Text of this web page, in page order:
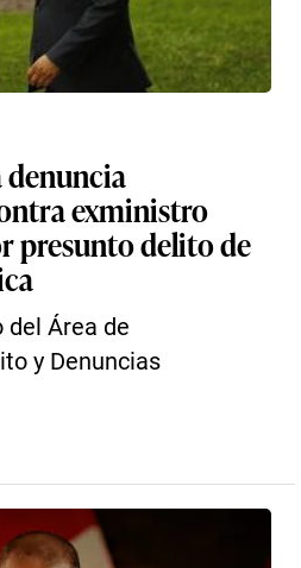
denuncia
exministro
presunto delito de
del Área de
y Denuncias